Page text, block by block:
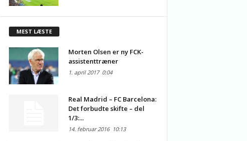
MEST LÆSTE
Morten Olsen er ny FCK-
assistenttræner
1. april 20170:04
Real Madrid – FC Barcelona:
Det forbudte skifte – del
1/3:...
14. februar 201610:13